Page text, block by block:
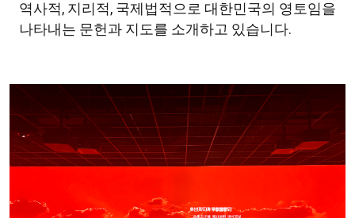
역사적, 지리적, 국제법적으로 대한민국의 영토임을
나타내는 문헌과 지도를 소개하고 있습니다.